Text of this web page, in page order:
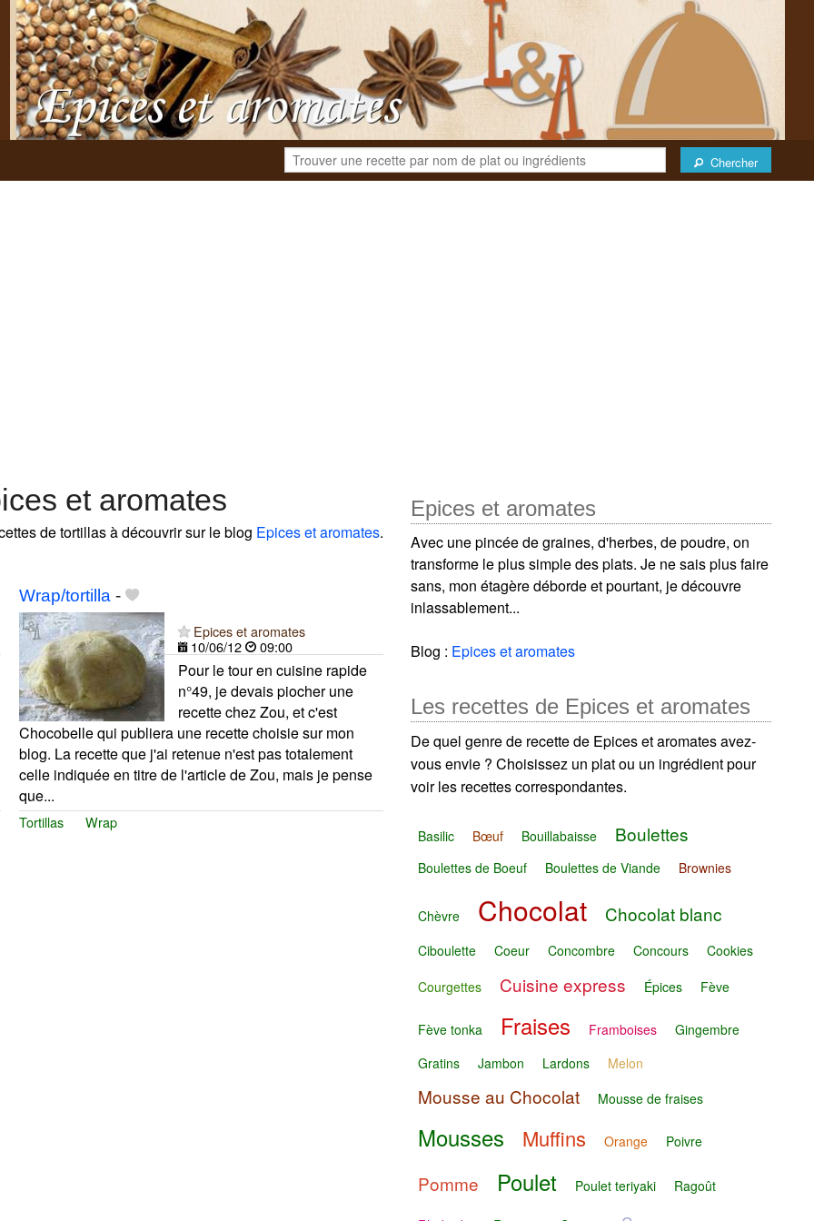
Chercher
et aromates
de tortillas à découvrir sur le blog Epices et aromates.
Wrap/tortilla -
Epices et aromates
10/06/12
09:00
Pour le tour en cuisine rapide
n°49, je devais piocher une
recette chez Zou, et c'est
Chocobelle qui publiera une recette choisie sur mon
blog. La recette que j'ai retenue n'est pas totalement
celle indiquée en titre de l'article de Zou, mais je pense
que...
Tortillas Wrap
Epices et aromates
Avec une pincée de graines, d'herbes, de poudre, on
transforme le plus simple des plats. Je ne sais plus faire
sans, mon étagère déborde et pourtant, je découvre
inlassablement...
Blog : Epices et aromates
Les recettes de Epices et aromates
De quel genre de recette de Epices et aromates avez-
vous envie ? Choisissez un plat ou un ingrédient pour
voir les recettes correspondantes.
Basilic Bœuf Bouillabaisse Boulettes
Boulettes de Boeuf Boulettes de Viande Brownies
Chèvre Chocolat Chocolat blanc
Ciboulette Coeur Concombre Concours
Cookies
Courgettes
Cuisine express Épices Fève
Fève tonka Fraises Framboises
Gingembre
Gratins
Jambon Lardons Melon
Mousse au Chocolat Mousse de fraises
Mousses Muffins Orange Poivre
Pomme Poulet Poulet teriyaki Ragoût